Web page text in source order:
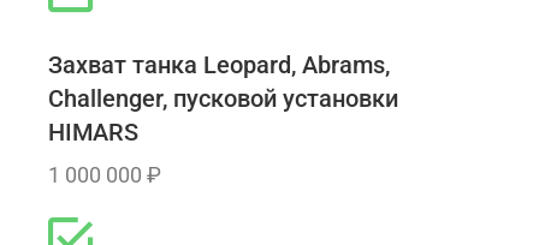
Захват танка Leopard, Abrams,
Challenger, пусковой установки
HIMARS
1 000 000 ₽